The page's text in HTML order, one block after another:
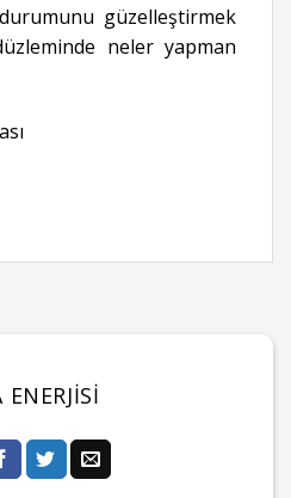
güzelleştirmek
neler yapman
ENERJISI